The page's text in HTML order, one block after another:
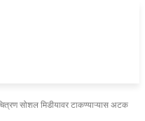
सोशल मिडीयावर टाकण्याऱ्यास अटक